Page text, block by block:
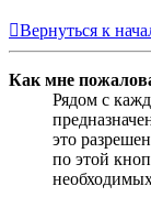
Вернуться к
Как мне
Рядом с
это
по этой